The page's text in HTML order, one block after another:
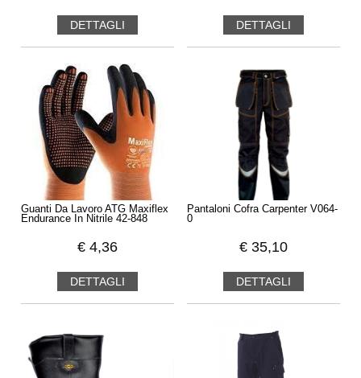
DETTAGLI DETTAGLI
Guanti Da Lavoro ATG Maxiflex
Endurance In Nitrile 42-848
€ 4,36
DETTAGLI
Pantaloni Cofra Carpenter V064-
0
€ 35,10
DETTAGLI